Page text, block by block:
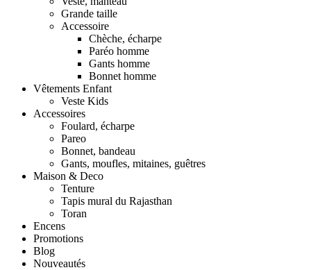
Grande taille
Accessoire
Chèche, écharpe
Paréo homme
Gants homme
Bonnet homme
Vêtements Enfant
Veste Kids
Accessoires
Foulard, écharpe
Pareo
Bonnet, bandeau
Gants, moufles, mitaines, guêtres
Maison & Deco
Tenture
Tapis mural du Rajasthan
Toran
Encens
Promotions
Blog
Nouveautés